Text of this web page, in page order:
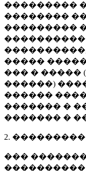
���������
��������
���������
�����
��� � ����� (
������)
������
������� �
������� �
2.
���